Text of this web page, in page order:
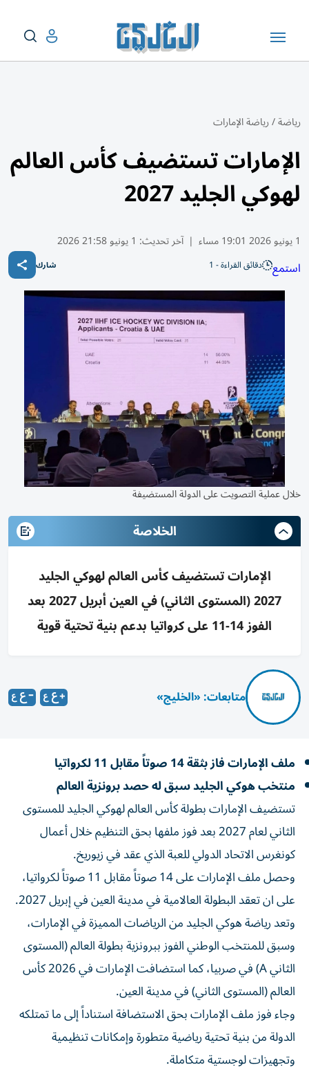
رياضة/رياضة الإمارات
الإمارات تستضيف كأس العالم
لهوكي الجليد 2027
1 يونيو 2026 19:01 مساء | آخر تحديث: 1 يونيو 21:58 2026
استمع دقائق القراءة - 1 شارك
خلال عملية التصويت على الدولة المستضيفة
الخلاصة
الإمارات تستضيف كأس العالم لهوكي الجليد
2027 (المستوى الثاني) في العين أبريل 2027 بعد
الفوز 14-11 على كرواتيا بدعم بنية تحتية قوية
متابعات: «الخليج»
ملف الإمارات فاز بثقة 14 صوتاً مقابل 11 لكرواتيا
منتخب هوكي الجليد سبق له حصد برونزية العالم
تستضيف الإمارات بطولة كأس العالم لهوكي الجليد للمستوى
الثاني لعام 2027 بعد فوز ملفها بحق التنظيم خلال أعمال
كونغرس الاتحاد الدولي للعبة الذي عقد في زيوريخ.
وحصل ملف الإمارات على 14 صوتاً مقابل 11 صوتاً لكرواتيا،
على ان تعقد البطولة العالامية في مدينة العين في إبريل 2027.
وتعد رياضة هوكي الجليد من الرياضات المميزة في الإمارات،
وسبق للمنتخب الوطني الفوز ببرونزية بطولة العالم (المستوى
الثاني A) في صربيا، كما استضافت الإمارات في 2026 كأس
العالم (المستوى الثاني) في مدينة العين.
وجاء فوز ملف الإمارات بحق الاستضافة استناداً إلى ما تمتلكه
الدولة من بنية تحتية رياضية متطورة وإمكانات تنظيمية
وتجهيزات لوجستية متكاملة.